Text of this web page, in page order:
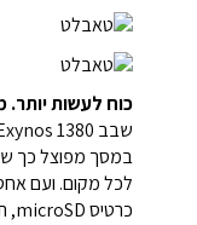
כוח לעשות יותר.
במסך מפוצל כך
כרטיס microSD, תמיד יש מקום לשמור יותר.